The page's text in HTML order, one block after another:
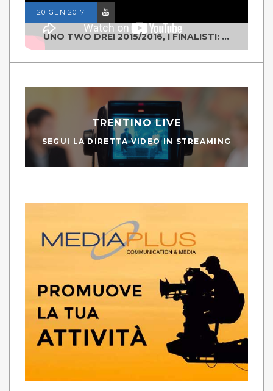
20 GEN 2017
UNO TWO DREI 2015/2016, I FINALISTI: CLASSE IV ALS ISTITUTO "DEGASPERI" BORGO VALSUGANA
TRENTINO LIVE
SEGUI LA DIRETTA VIDEO IN STREAMING